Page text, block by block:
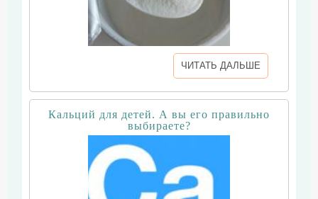
ЧИТАТЬ ДАЛЬШЕ
Кальций для детей. А вы его правильно
выбираете?